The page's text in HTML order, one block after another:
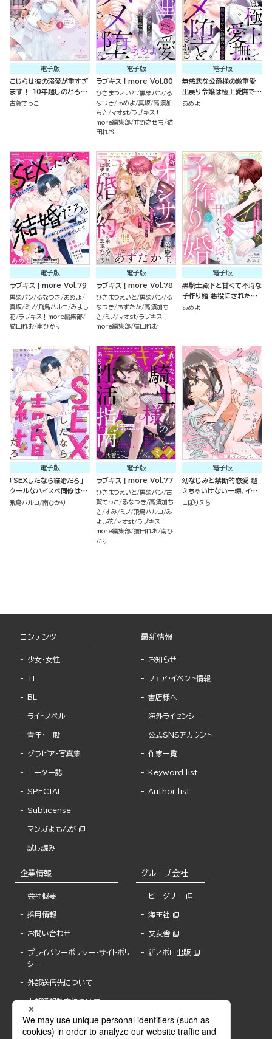
電子版
こじらせ彼の溺愛が重すぎ
ます！ 10年越しのとろ甘
えっち試してみる？ （4）
古賀てっこ
電子版
ラブキス！more Vol.80
ひさまつえいと 黒柴パン る
なつき
あめよ 真坂 高須加
ちさ マオst ラブキス！
more編集部 井野之せち 猫
田れお
電子版
無慈悲な公爵様の激重愛
出戻り令嬢は極上愛撫でハ
メ堕とされる（分冊版）
あめよ
電子版
ラブキス！more Vol.79
黒柴パン るなつき
あめよ
真坂 ミノ 飛鳥ハルコ みよし
花 ラブキス！more編集部
猫田れお 南ひかり
電子版
ラブキス！more Vol.78
ひさまつえいと 黒柴パン る
なつき
あずたか 高須加ち
さ ミノ マオst ラブキス！
more編集部 猫田れお
電子版
黒騎士殿下と甘くて不埒な
子作り婚 悪役にされた令
嬢はイかされ啼かされ暴か
あめよ
電子版
「SEXしたなら結婚だろ」
クールなハイスペ同僚は執
着ヤバ男でした!?（分冊
飛鳥ハルコ 南ひかり
電子版
ラブキス！more Vol.77
ひさまつえいと 黒柴パン 古
賀てっこ
るなつき 高須加ち
さ すみ ミノ 飛鳥ハルコ み
よし花 マオst ラブキス！
more編集部 猫田れお 南ひ
かり
電子版
幼なじみと禁断的恋愛 越
えちゃいけない一線、イっ
ちゃって… （2）
こぽりヌち
コンテンツ
少女・女性
TL
BL
ライトノベル
青年・一般
グラビア・写真集
モーター誌
SPECIAL
Sublicense
マンガよもんが
試し読み
最新情報
お知らせ
フェア・イベント情報
書店様へ
海外ライセンシー
公式SNSアカウント
作家一覧
Keyword list
Author list
企業情報
会社概要
採用情報
お問い合わせ
プライバシーポリシー・サイトポリ
シー
外部送信先について
内部通報制度について
グループ会社
ビーグリー
海王社
文友舎
新アポロ出版